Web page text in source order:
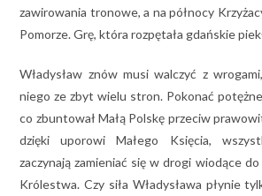
zawirowania tronowe, a na północy
Pomorze. Grę, która rozpętała gdańskie
Władysław znów musi walczyć z
niego ze zbyt wielu stron. Pokonać
co zbuntował Małą Polskę przeciw
dzięki uporowi Małego Księcia,
zaczynają zamieniać się w drogi wiodące
Królestwa. Czy siła Władysława płynie